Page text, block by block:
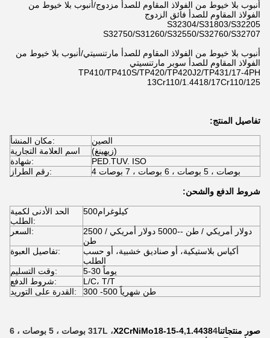
أنبوب بلا خيوط من الفولاذ المقاوم للصدأ مزدوج/أنبوب بلا خيوط من
الفولاذ المقاوم للصدأ فائق الزدوج
S32304/S31803/S32205
S32750/S31260/S32550/S32760/S32707
أنبوب بلا خيوط من الفولاذ المقاوم للصدأ مارتنسيتي/أنبوب بلا خيوط من
الفولاذ المقاوم للصدأ سوبر مارتنسيتي
TP410/TP410S/TP420/TP420J2/TP431/17-4PH
13Cr110/1.4418/17Cr110/125
تفاصيل المنتج:
مكان المنشأ:
الصين
اسم العلامة التجارية
(زيهينغ)
شهادة:
PED.TUV. ISO
رقم الطراز:
4 بوصات ، 5 بوصات ، 6 بوصات ، 7 بوصات
شروط الدفع والشحن:
الحد الأدنى لكمية
الطلب:
500كيلوغرام
السعر:
2500 دولار أمريكي / طن --5000 دولار أمريكي /
طن
تفاصيل العبوة:
أكياس بلاستيكية، أو صناديق خشبية، أو حسب
الطلب
وقت التسليم:
5-30 يوماً
شروط الدفع:
L/C، T/T
القدرة على التوريد:
300 -500 طن شهرياً
صور منتجاتنا 317L ،X2CrNiMo18-15-4,1.4438
4 بوصات ، 5 بوصات ، 6